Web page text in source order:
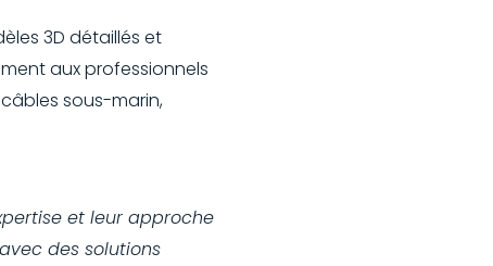
3D détaillés et
aux professionnels
sous-marin,
et leur approche
des solutions